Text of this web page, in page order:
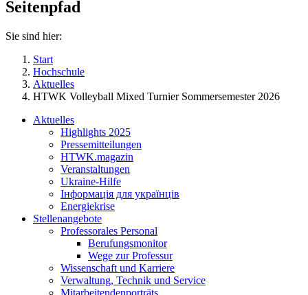
Seitenpfad
Sie sind hier:
Start
Hochschule
Aktuelles
HTWK Volleyball Mixed Turnier Sommersemester 2026
Aktuelles
Highlights 2025
Pressemitteilungen
HTWK.magazin
Veranstaltungen
Ukraine-Hilfe
Інформація для українців
Energiekrise
Stellenangebote
Professorales Personal
Berufungsmonitor
Wege zur Professur
Wissenschaft und Karriere
Verwaltung, Technik und Service
Mitarbeitendenporträts